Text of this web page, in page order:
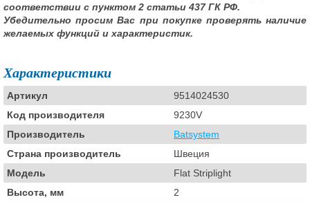
соответствии с пунктом 2 статьи 437 ГК РФ.
Убедительно просим Вас при покупке проверять наличие
желаемых функций и характеристик.
Характеристики
Артикул
9514024530
Код производителя
9230V
Производитель
Batsystem
Страна производитель
Швеция
Модель
Flat Striplight
Высота, мм
2